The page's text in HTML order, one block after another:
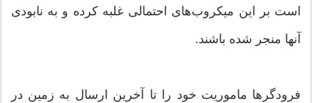
است بر این میکروب‌های احتمالی غلبه کرده و به نابودی
آنها منجر شده باشند.
فرودگرها ماموریت خود را تا آخرین ارسال به زمین در